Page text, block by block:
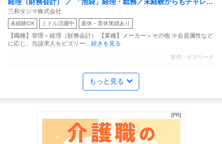
経理（財務会計） ／ 「池袋」経理・総務／未経験からもチャレン
ジ可／年休125日／土日祝休／残業月20H程度／上場G
三和タジマ株式会社
未経験OK ミドル活躍中 産休・育休実績あり
【職種】管理＞経理（財務会計） 【業種】メーカー＞その他 ※会員属性など
に応じ、当該求人をビズリー…続きを見る
提供：ビズリーチ
不動産企画・不動産開発 ／ 「施設管理_退去立会スタッフ」未経
験歓迎／直行直帰可／10時始業／年休120日以上／18期連続黒字
【職種】不動産＞不動産企画・不動産開発 【業種】不動産＞不動産仲介 ※会
員属性などに応じ、当該求人…続きを見る
もっと見る